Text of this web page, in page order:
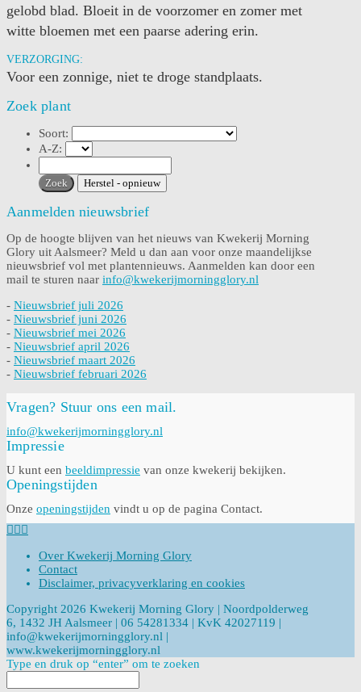
gelobd blad. Bloeit in de voorzomer en zomer met
witte bloemen met een paarse adering erin.
VERZORGING:
Voor een zonnige, niet te droge standplaats.
Zoek plant
Soort:
A-Z:
Aanmelden nieuwsbrief
Op de hoogte blijven van het nieuws van Kwekerij Morning
Glory uit Aalsmeer? Meld u dan aan voor onze maandelijkse
nieuwsbrief vol met plantennieuws. Aanmelden kan door een
mail te sturen naar info@kwekerijmorningglory.nl
- Nieuwsbrief juli 2026
- Nieuwsbrief juni 2026
- Nieuwsbrief mei 2026
- Nieuwsbrief april 2026
- Nieuwsbrief maart 2026
- Nieuwsbrief februari 2026
Vragen? Stuur ons een mail.
info@kwekerijmorningglory.nl
Impressie
U kunt een beeldimpressie van onze kwekerij bekijken.
Openingstijden
Onze openingstijden vindt u op de pagina Contact.
Over Kwekerij Morning Glory
Contact
Disclaimer, privacyverklaring en cookies
Copyright 2026 Kwekerij Morning Glory | Noordpolderweg
6, 1432 JH Aalsmeer | 06 54281334 | KvK 42027119 |
info@kwekerijmorningglory.nl |
www.kwekerijmorningglory.nl
Type en druk op “enter” om te zoeken